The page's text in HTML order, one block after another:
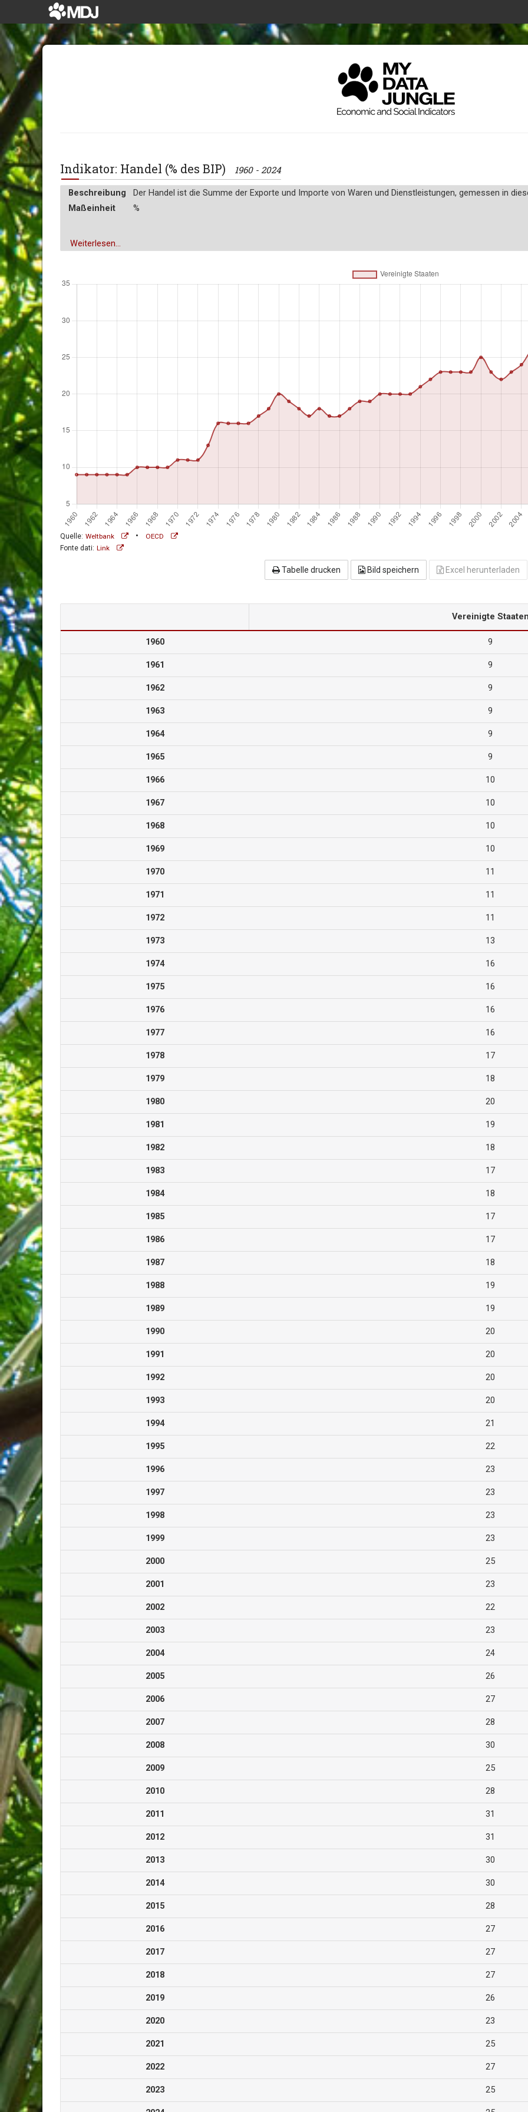
Indikator: Handel (% des BIP) 1960 - 2024
Beschreibung
Der Handel ist die Summe der Exporte und Importe von Waren und Dienstleistungen, gemessen in
Maßeinheit
%
Weiterlesen...
Quelle: Weltbank •
OECD
Fonte dati: Link
Tabelle drucken Bild speichern Excel herunterladen
Vereinigte
1960 9
1961 9
1962 9
1963 9
1964 9
1965 9
1966 10
1967 10
1968 10
1969 10
1970 11
1971 11
1972 11
1973 13
1974 16
1975 16
1976 16
1977 16
1978 17
1979 18
1980 20
1981 19
1982 18
1983 17
1984 18
1985 17
1986 17
1987 18
1988 19
1989 19
1990 20
1991 20
1992 20
1993 20
1994 21
1995 22
1996 23
1997 23
1998 23
1999 23
2000 25
2001 23
2002 22
2003 23
2004 24
2005 26
2006 27
2007 28
2008 30
2009 25
2010 28
2011 31
2012 31
2013 30
2014 30
2015 28
2016 27
2017 27
2018 27
2019 26
2020 23
2021 25
2022 27
2023 25